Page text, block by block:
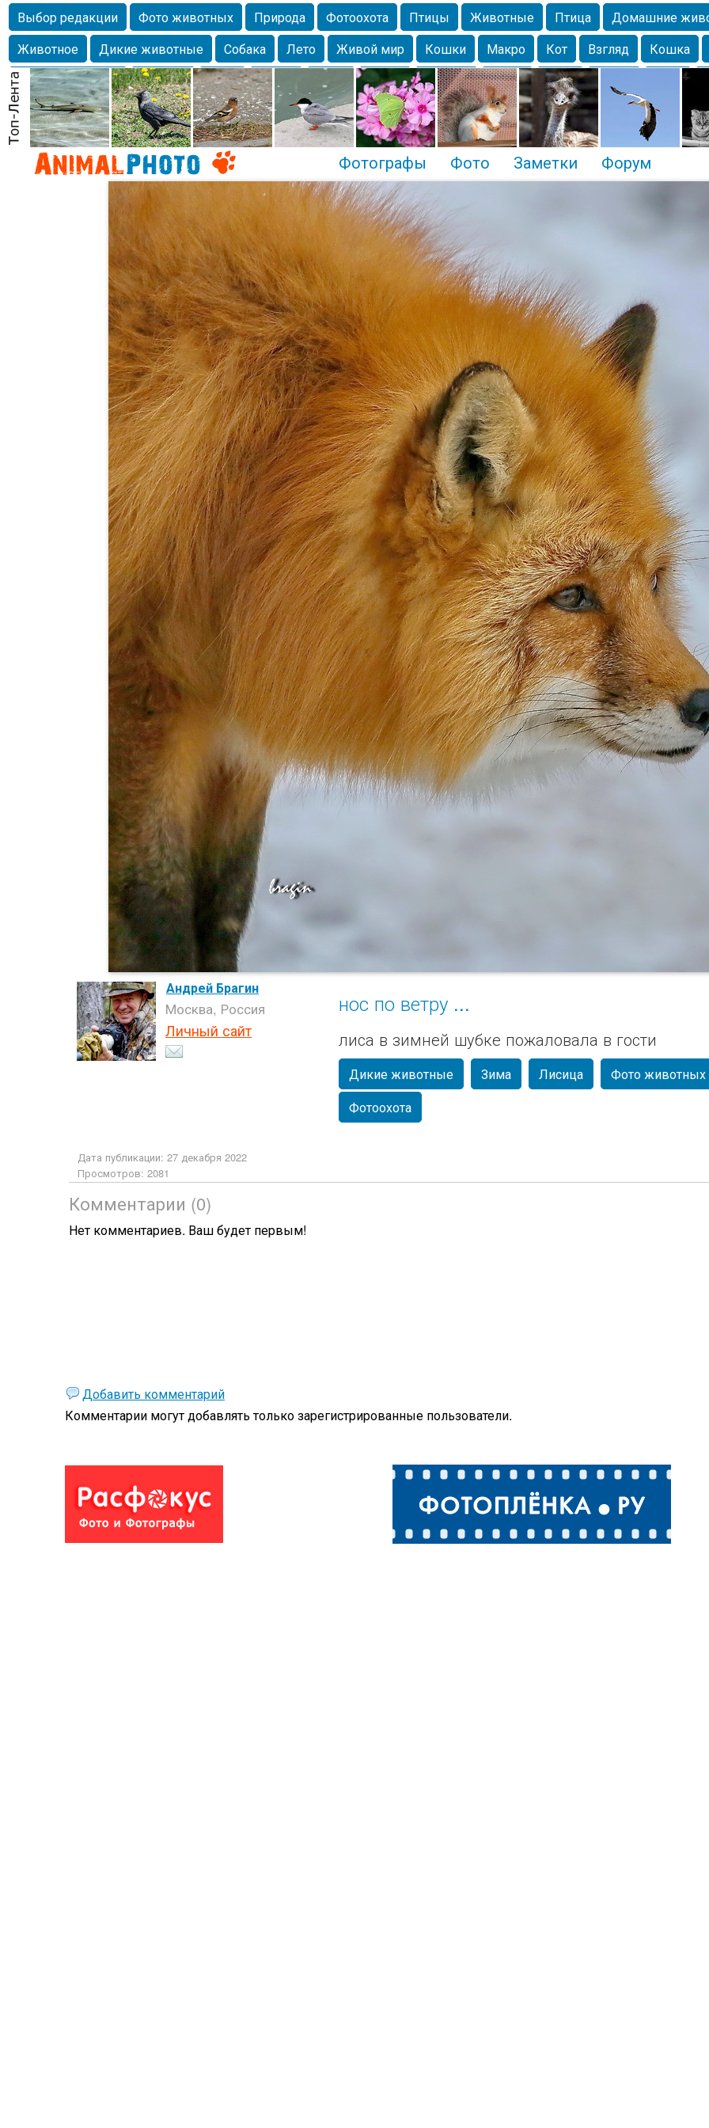
Выбор редакции Фото животных Природа Фотоохота Птицы Животные Птица
Домашние
Животное
Дикие животные Собака Лето Живой мир Кошки Макро Кот Взгляд
Кошка
Млекопитающие
Красота Фото Озеро Глаза Крым Москва Весна Парк Белка
любимцы
Волгоград Лебедь Город Бабочка Чайка Лес Утки Николаев Насекомое
Коты
Спаниель
Фотографы Фото Заметки Форум
Андрей Брагин
Москва, Россия
Личный сайт
нос по ветру ...
лиса в зимней шубке пожаловала в гости
Дикие животные Зима Лисица
Фото животных
Фотоохота
Дата публикации: 27 декабря 2022
Просмотров: 2081
Комментарии (0)
Нет комментариев. Ваш будет первым!
Добавить комментарий
Комментарии могут добавлять толькозарегистрированные пользователи.